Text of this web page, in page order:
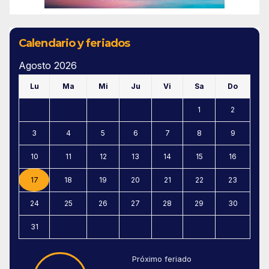
Calendario y feriados
Agosto 2026
Lu Ma Mi Ju Vi Sa Do
1 2
3 4 5 6 7 8 9
10 11 12 13 14 15 16
17 18 19 20 21 22 23
24 25 26 27 28 29 30
31
Próximo feriado